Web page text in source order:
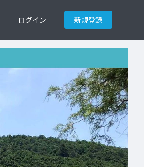
ログイン 新規登録